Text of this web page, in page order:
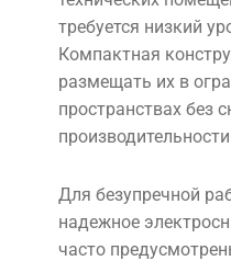
требуется низкий
Компактная
размещать их в
пространствах без
Для безупречной
надежное
часто